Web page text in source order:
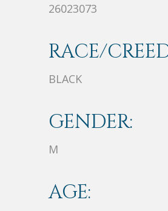
26023073
RACE/
BLACK
GENDER:
M
AGE: